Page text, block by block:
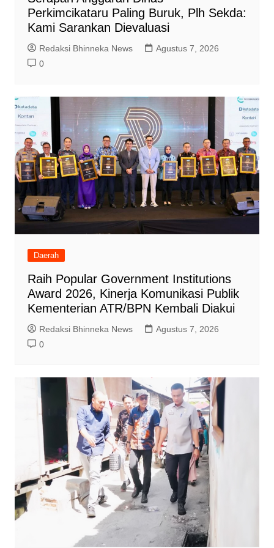
Perkimcikataru Paling Buruk, Plh Sekda:
Kami Sarankan Dievaluasi
Redaksi Bhinneka News
Agustus 7, 2026
0
Daerah
Raih Popular Government Institutions
Award 2026, Kinerja Komunikasi Publik
Kementerian ATR/BPN Kembali Diakui
Redaksi Bhinneka News
Agustus 7, 2026
0